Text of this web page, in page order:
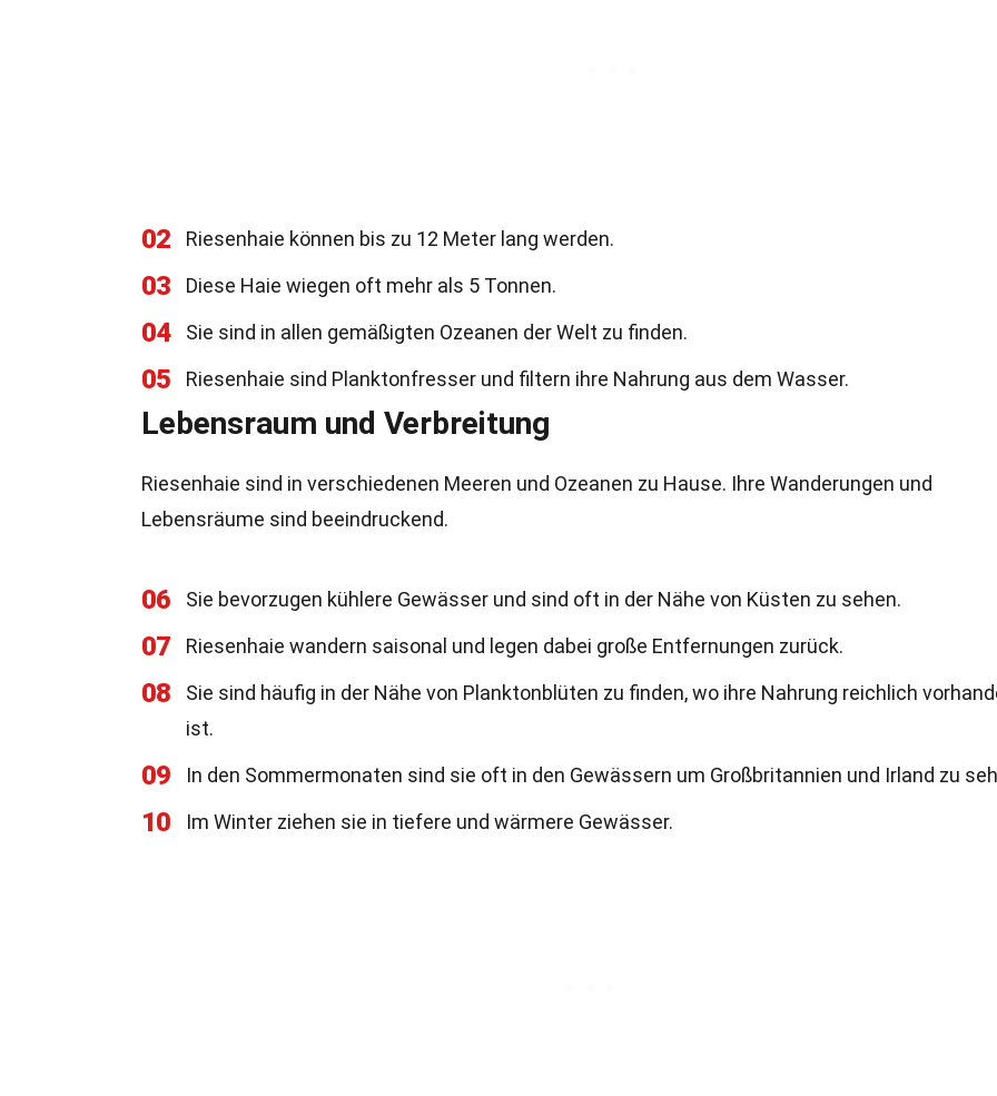
02 Riesenhaie können bis zu 12 Meter lang werden.
03 Diese Haie wiegen oft mehr als 5 Tonnen.
04 Sie sind in allen gemäßigten Ozeanen der Welt zu finden.
05 Riesenhaie sind Planktonfresser und filtern ihre Nahrung aus dem Wasser.
Lebensraum und Verbreitung
Riesenhaie sind in verschiedenen Meeren und Ozeanen zu Hause. Ihre Wanderungen und
Lebensräume sind beeindruckend.
06 Sie bevorzugen kühlere Gewässer und sind oft in der Nähe von Küsten zu sehen.
07 Riesenhaie wandern saisonal und legen dabei große Entfernungen zurück.
08
Sie sind häufig in der Nähe von Planktonblüten zu finden, wo ihre Nahrung reichlich
ist.
09 In den Sommermonaten sind sie oft in den Gewässern um Großbritannien und Irland zu
10 Im Winter ziehen sie in tiefere und wärmere Gewässer.